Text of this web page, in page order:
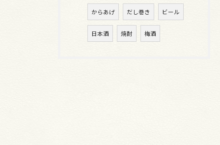
からあげ だし巻き ビール
日本酒 焼酎 梅酒